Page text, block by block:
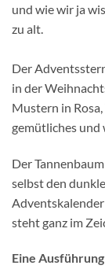
und wie wir ja
zu alt.
Der
in der
Mustern in
gemütliches und
Der
selbst den
Adventskalender
steht ganz im
Eine